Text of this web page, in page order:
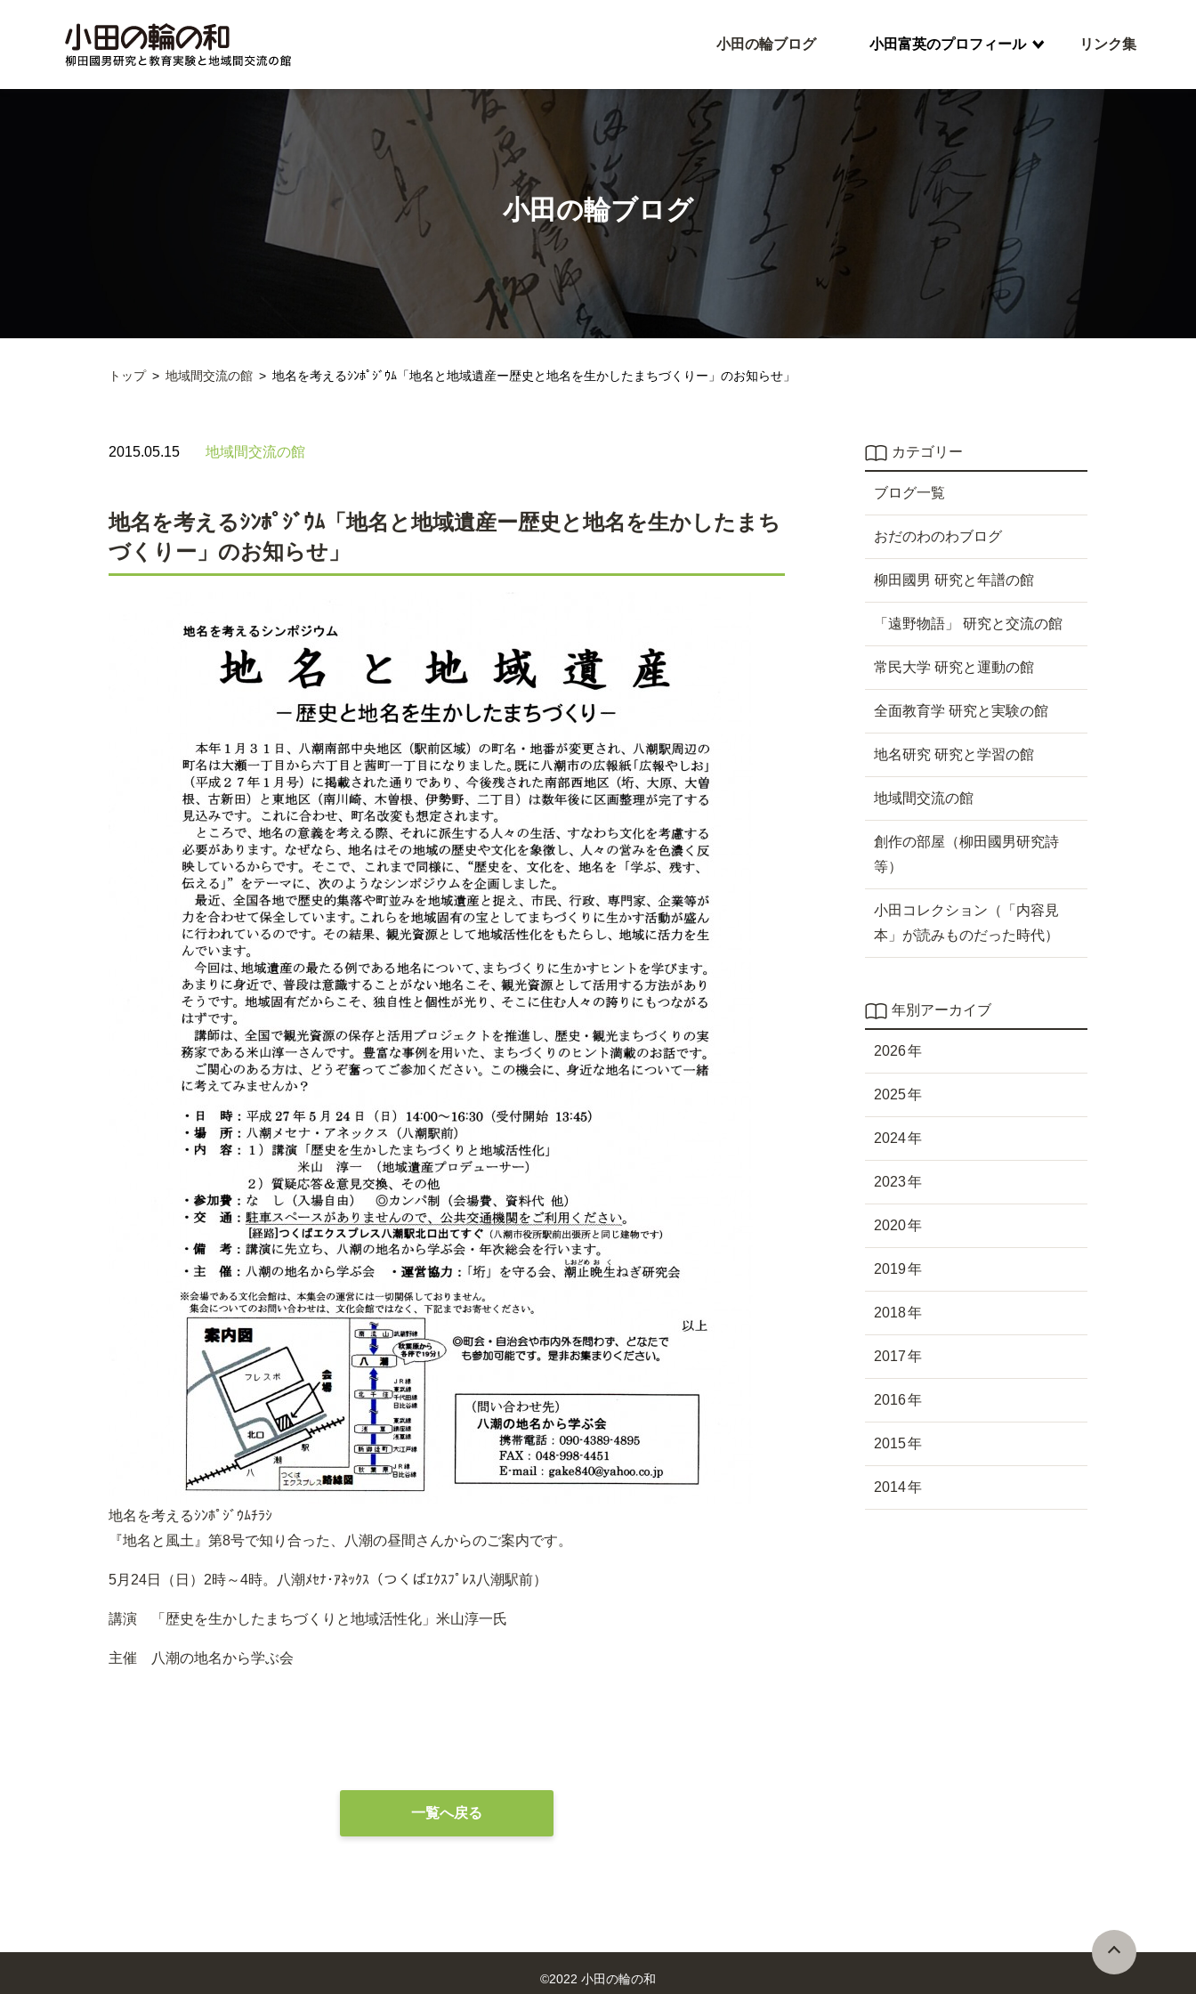
小田の輪ブログ 小田富英のプロフィール リンク集
小田の輪ブログ
トップ 地域間交流の館 地名を考えるｼﾝﾎﾟｼﾞｳﾑ「地名と地域遺産ー歴史と地名を生かしたまちづくりー」のお知らせ」
2015.05.15 地域間交流の館
地名を考えるｼﾝﾎﾟｼﾞｳﾑ「地名と地域遺産ー歴史と地名を生かしたまち
づくりー」のお知らせ」
地名を考えるｼﾝﾎﾟｼﾞｳﾑﾁﾗｼ
『地名と風土』第8号で知り合った、八潮の昼間さんからのご案内です。
5月24日（日）2時～4時。八潮ﾒｾﾅ･ｱﾈｯｸｽ（つくばｴｸｽﾌﾟﾚｽ八潮駅前）
講演 「歴史を生かしたまちづくりと地域活性化」米山淳一氏
主催 八潮の地名から学ぶ会
一覧へ戻る
カテゴリー
ブログ一覧
おだのわのわブログ
柳田國男 研究と年譜の館
「遠野物語」 研究と交流の館
常民大学 研究と運動の館
全面教育学 研究と実験の館
地名研究 研究と学習の館
地域間交流の館
創作の部屋（柳田國男研究詩
等）
小田コレクション（「内容見
本」が読みものだった時代）
年別アーカイブ
2026
2025
2024
2023
2020
2019
2018
2017
2016
2015
2014
©2022 小田の輪の和